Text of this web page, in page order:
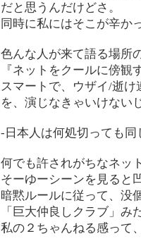
だと思うんだけどさ。
同時に私にはそこが辛か
色んな人が来て語る場所
『ネットをクールに傍観
スマートで、ウザイ/逝け
を、演じなきゃいけない
-日本人は何処切っても同
何でも許されがちなネッ
そーゆーシーンを見ると
暗黙ルールに従って、没
「巨大仲良しクラブ」
私の２ちゃんねる感って